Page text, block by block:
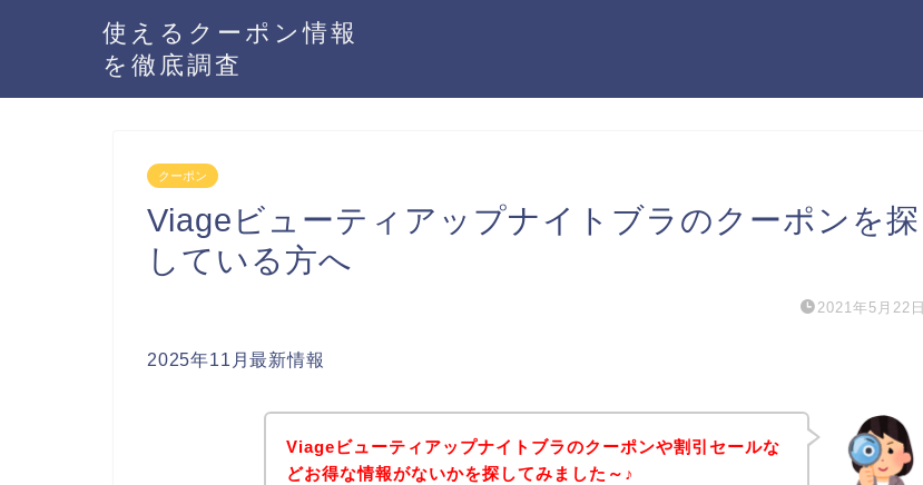
使えるクーポン情報
を徹底調査
クーポン
Viageビューティアップナイトブラのクーポンを探
している方へ
2021年5月22日
2025年11月最新情報
Viageビューティアップナイトブラのクーポンや割引セールな
どお得な情報がないかを探してみました～♪